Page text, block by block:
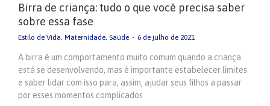
Birra de criança: tudo o que você precisa saber
sobre essa fase
Estilo de Vida, Maternidade, Saúde 6 de julho de 2021
A birra é um comportamento muito comum quando a criança
está se desenvolvendo, mas é importante estabelecer limites
e saber lidar com isso para, assim, ajudar seus filhos a passar
por esses momentos complicados